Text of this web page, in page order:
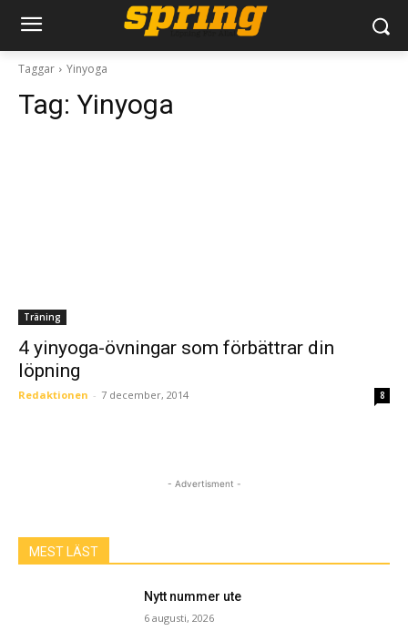
Taggar Yinyoga
Tag: Yinyoga
Träning
4 yinyoga-övningar som förbättrar din
löpning
Redaktionen - 7 december, 2014 8
- Advertisment -
MEST LÄST
Nytt nummer ute
6 augusti, 2026